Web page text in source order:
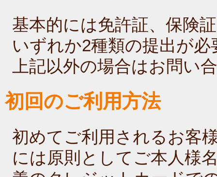
基本的には免許証、保険
いずれか2種類の提出が必
上記以外の場合はお問い
初回のご利用方法
初めてご利用されるお客
には原則としてご本人様